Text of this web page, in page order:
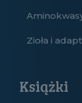
Zioła i
Książki